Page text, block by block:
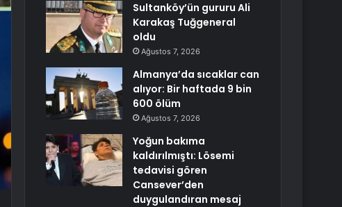
Sultanköy’ün gururu Ali
Karakaş Tuğgeneral
oldu
Ağustos 7, 2026
Almanya’da sıcaklar can
alıyor: Bir haftada 9 bin
600 ölüm
Ağustos 7, 2026
Yoğun bakıma
kaldırılmıştı: Lösemi
tedavisi gören
Cansever’den
duygulandıran mesaj